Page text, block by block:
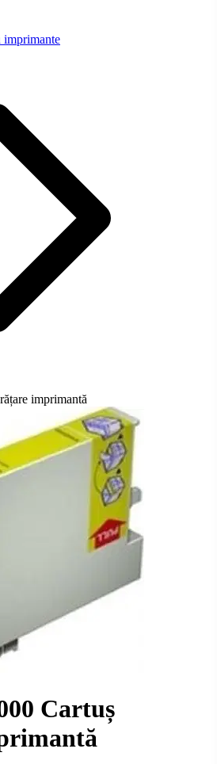
imprimante
imprimantă
Cartuș